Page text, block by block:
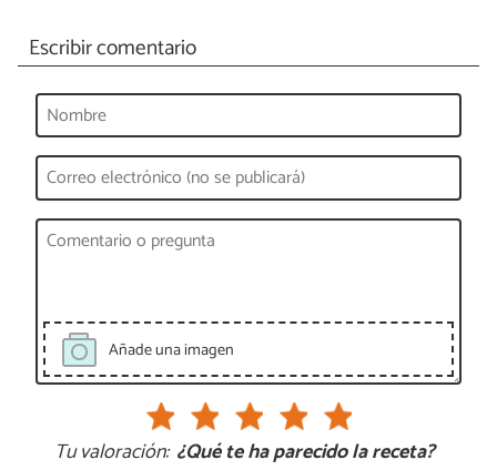
Escribir comentario
Añade una imagen
Tu valoración: ¿Qué te ha parecido la receta?